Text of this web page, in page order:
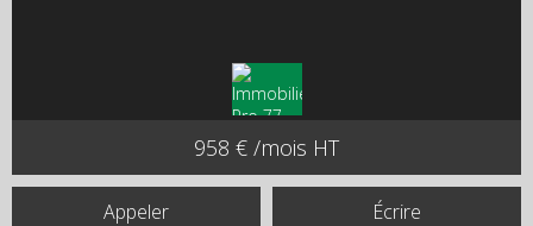
958 € /mois HT
Appeler Écrire